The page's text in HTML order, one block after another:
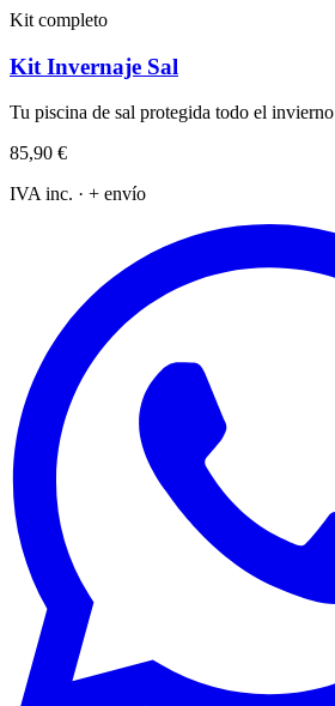
Kit completo
Kit Invernaje Sal
Tu piscina de sal protegida todo el invierno
85,90 €
IVA inc. · + envío